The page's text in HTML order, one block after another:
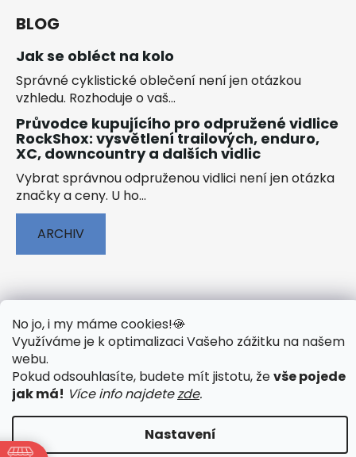
No jo, i my máme cookies!🍪
Využíváme je k optimalizaci Vašeho zážitku na našem
webu.
Pokud odsouhlasíte, budete mít jistotu, ževše pojede
jak má! Více info najdetezde.
Nastavení
BLOG
Jak se obléct na kolo
Správné cyklistické oblečení není jen otázkou
vzhledu. Rozhoduje o vaš...
Průvodce kupujícího pro odpružené vidlice
RockShox: vysvětlení trailových, enduro,
XC, downcountry a dalších vidlic
Vybrat správnou odpruženou vidlici není jen otázka
značky a ceny. U ho...
ARCHIV
🟢 TECHNOLOGIE 🟢 O ELEKTROKOLECH
🟢 NÁVODY KE STAŽENÍ
Vytvořil Shoptet&PekneWeby
Copyright 2026
JumpSport.cz